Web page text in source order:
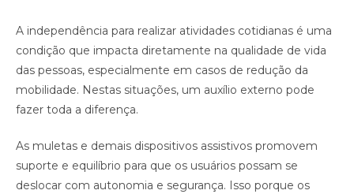
A independência para realizar atividades cotidianas é uma
condição que impacta diretamente na qualidade de vida
das pessoas, especialmente em casos de redução da
mobilidade. Nestas situações, um auxílio externo pode
fazer toda a diferença.
As muletas e demais dispositivos assistivos promovem
suporte e equilíbrio para que os usuários possam se
deslocar com autonomia e segurança. Isso porque os